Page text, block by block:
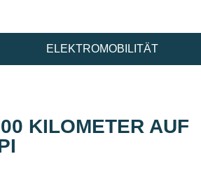
ELEKTROMOBILITÄT
KILOMETER AUF